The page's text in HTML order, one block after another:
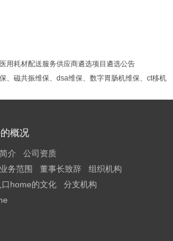
用耗材配送服务供应商遴选项目遴选公告
、磁共振维保、dsa维保、数字胃肠机维保、ct移机
概况
介
公司资质
务范围
董事长致辞
组织机构
home的文化
分支机构